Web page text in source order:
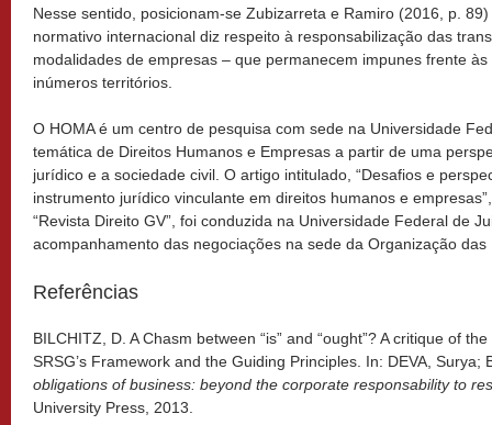
Nesse sentido, posicionam-se Zubizarreta e Ramiro (2016, p.
normativo internacional diz respeito à responsabilização das
modalidades de empresas – que permanecem impunes frente
inúmeros territórios.
O HOMA é um centro de pesquisa com sede na Universidade
temática de Direitos Humanos e Empresas a partir de uma
jurídico e a sociedade civil. O artigo intitulado, “Desafios e
instrumento jurídico vinculante em direitos humanos e
“Revista Direito GV”, foi conduzida na Universidade Federal de
acompanhamento das negociações na sede da Organização
Referências
BILCHITZ, D. A Chasm between “is” and “ought”? A critique of
SRSG’s Framework and the Guiding Principles. In: DEVA, Surya;
obligations of business: beyond the corporate responsability to
University Press, 2013.